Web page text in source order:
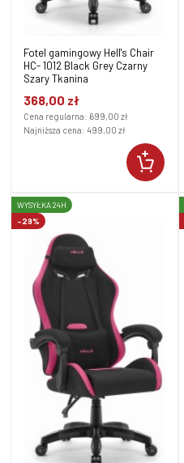
Fotel gamingowy Hell's Chair
HC- 1012 Black Grey Czarny
Szary Tkanina
368,00 zł
Cena regularna: 699,00 zł
Najniższa cena: 499,00 zł
-29%
WYSYŁKA 24H